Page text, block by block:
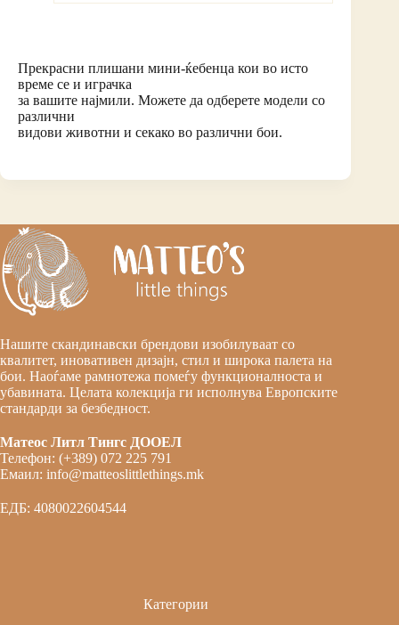
Прекрасни плишани мини-ќебенца кои во исто
време се и играчка
за вашите најмили. Можете да одберете модели со
различни
видови животни и секако во различни бои.
Нашите скандинавски брендови изобилуваат со
квалитет, иновативен дизајн, стил и широка палета на
бои. Наоѓаме рамнотежа помеѓу функционалноста и
убавината. Целата колекција ги исполнува Европските
стандарди за безбедност.
Матеос Литл Тингс ДООЕЛ
Телефон: (+389) 072 225 791
Емаил: info@matteoslittlethings.mk
ЕДБ: 4080022604544
Категории